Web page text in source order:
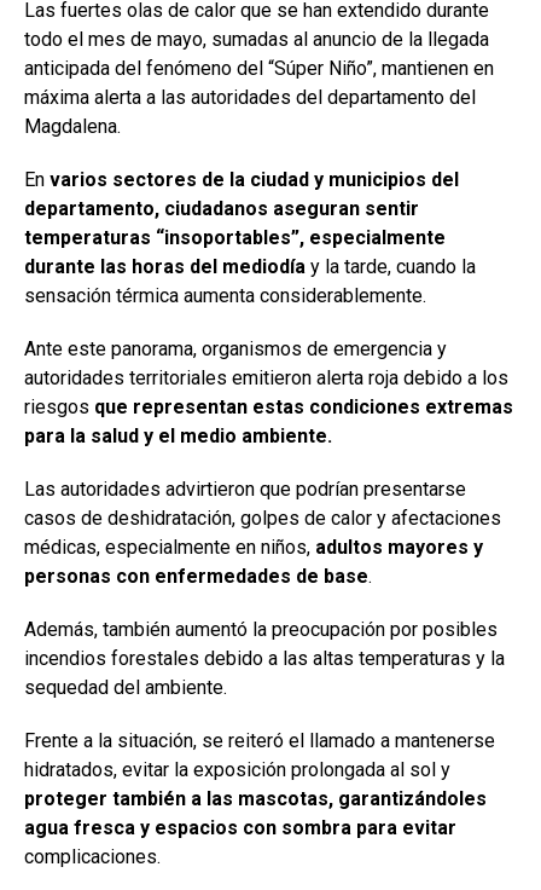
Las fuertes olas de calor que se han extendido durante
todo el mes de mayo, sumadas al anuncio de la llegada
anticipada del fenómeno del “Súper Niño”, mantienen en
máxima alerta a las autoridades del departamento del
Magdalena.
En varios sectores de la ciudad y municipios del
departamento, ciudadanos aseguran sentir
temperaturas “insoportables”, especialmente
durante las horas del mediodía y la tarde, cuando la
sensación térmica aumenta considerablemente.
Ante este panorama, organismos de emergencia y
autoridades territoriales emitieron alerta roja debido a los
riesgos que representan estas condiciones extremas
para la salud y el medio ambiente.
Las autoridades advirtieron que podrían presentarse
casos de deshidratación, golpes de calor y afectaciones
médicas, especialmente en niños, adultos mayores y
personas con enfermedades de base.
Además, también aumentó la preocupación por posibles
incendios forestales debido a las altas temperaturas y la
sequedad del ambiente.
Frente a la situación, se reiteró el llamado a mantenerse
hidratados, evitar la exposición prolongada al sol y
proteger también a las mascotas, garantizándoles
agua fresca y espacios con sombra para evitar
complicaciones.